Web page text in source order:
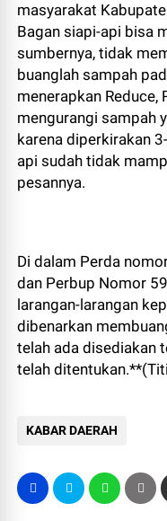
masyarakat
Bagan siapi-api bisa
sumbernya, tidak
buanglah sampah
menerapkan Reduce,
mengurangi sampah
karena diperkirakan
api sudah tidak
pesannya.
Di dalam Perda
dan Perbup Nomor
larangan-larangan
dibenarkan
telah ada disediakan
telah
KABAR DAERAH